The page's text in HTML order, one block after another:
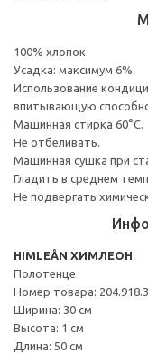
100% хлопок
Усадка: максимум 6%.
Использование
впитывающую
Машинная стирка 60°С.
Не отбеливать.
Машинная сушка при
Гладить в среднем
Не подвергать
HIMLEÅN ХИМЛЕОН
Полотенце
Номер товара:
Ширина: 30 см
Высота: 1 см
Длина: 50 см